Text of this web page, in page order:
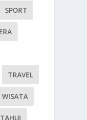
SPORT
TRAVEL
WISATA